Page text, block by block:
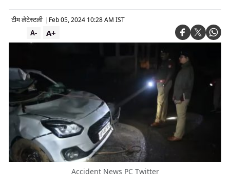
टीम लेटेस्टली | Feb 05, 2024 10:28 AM IST
A+
A-
Accident News PC Twitter